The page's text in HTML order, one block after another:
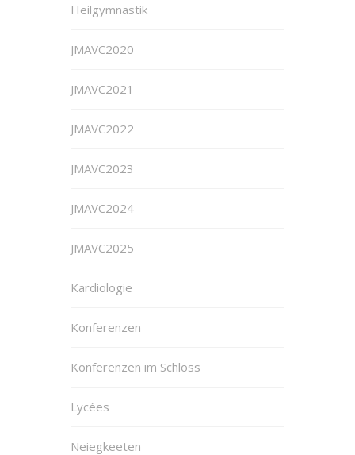
Heilgymnastik
JMAVC2020
JMAVC2021
JMAVC2022
JMAVC2023
JMAVC2024
JMAVC2025
Kardiologie
Konferenzen
Konferenzen im Schloss
Lycées
Neiegkeeten